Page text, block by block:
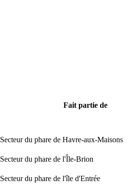
Fait partie de
Secteur du phare de Havre-aux-Maisons
Secteur du phare de l'Île-Brion
Secteur du phare de l'île d'Entrée